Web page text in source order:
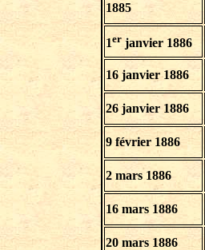
1885
1erjanvier 1886
16 janvier 1886
26 janvier 1886
9 février 1886
2 mars 1886
16 mars 1886
20 mars 1886